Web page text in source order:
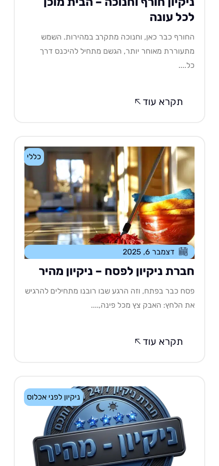
עונה
כבר כאן, וחנוכה מתקרב במהירות. השמש
מאוחר יותר, הגשם מתחיל להיכנס דרך
תקרא עוד
כללי
דצמבר 6, 2025
ניקיון לפסח – ניקיון מהיר
כבר בפתח, וזה הרגע שבו רובנו מתחילים להרגיש
הלחץ: האבק צץ מכל פינה,....
תקרא עוד
ניקיון לפני אכלוס